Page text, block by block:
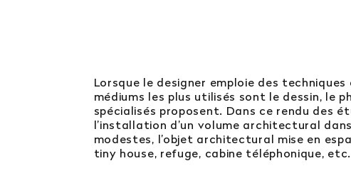
Lorsque le designer emploie des
médiums les plus utilisés sont le dessin, le
spécialisés proposent. Dans ce rendu des
l’installation d’un volume architectural
modestes, l’objet architectural mise en
tiny house, refuge, cabine téléphonique, etc.
Contactez notre
04 81 92 60 83